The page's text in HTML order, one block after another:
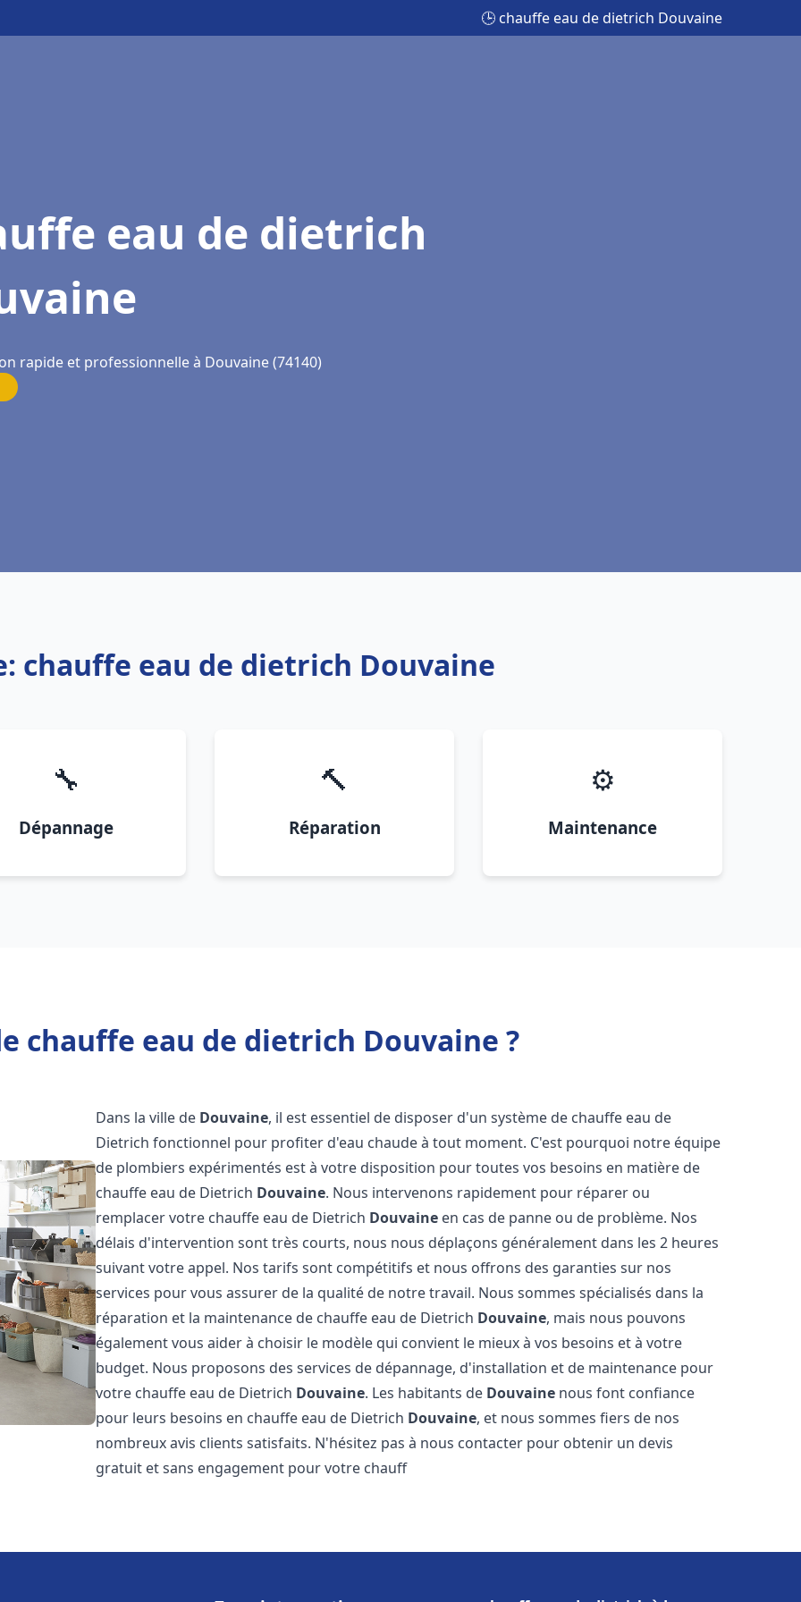
🕒 chauffe eau de dietrich Douvaine
eau de dietrich
rapide et professionnelle à Douvaine (74140)
chauffe eau de dietrich Douvaine
🔧
Dépannage
🔨
Réparation
⚙️
Maintenance
chauffe eau de dietrich Douvaine ?
Dans la ville de Douvaine, il est essentiel de disposer d'un système de chauffe eau de
Dietrich fonctionnel pour profiter d'eau chaude à tout moment. C'est pourquoi notre équipe
de plombiers expérimentés est à votre disposition pour toutes vos besoins en matière de
chauffe eau de Dietrich Douvaine. Nous intervenons rapidement pour réparer ou
remplacer votre chauffe eau de Dietrich Douvaine en cas de panne ou de problème. Nos
délais d'intervention sont très courts, nous nous déplaçons généralement dans les 2 heures
suivant votre appel. Nos tarifs sont compétitifs et nous offrons des garanties sur nos
services pour vous assurer de la qualité de notre travail. Nous sommes spécialisés dans la
réparation et la maintenance de chauffe eau de Dietrich Douvaine, mais nous pouvons
également vous aider à choisir le modèle qui convient le mieux à vos besoins et à votre
budget. Nous proposons des services de dépannage, d'installation et de maintenance pour
votre chauffe eau de Dietrich Douvaine. Les habitants de Douvaine nous font confiance
pour leurs besoins en chauffe eau de Dietrich Douvaine, et nous sommes fiers de nos
nombreux avis clients satisfaits. N'hésitez pas à nous contacter pour obtenir un devis
gratuit et sans engagement pour votre chauff